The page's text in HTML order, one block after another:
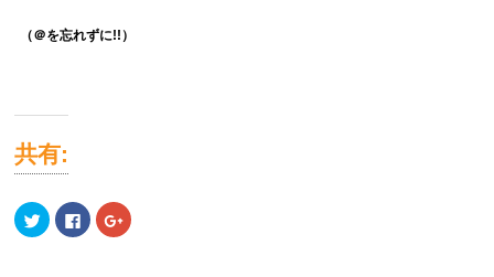
（＠を忘れずに!!）
共有:
ク
リ
Facebook
で
ク
リ